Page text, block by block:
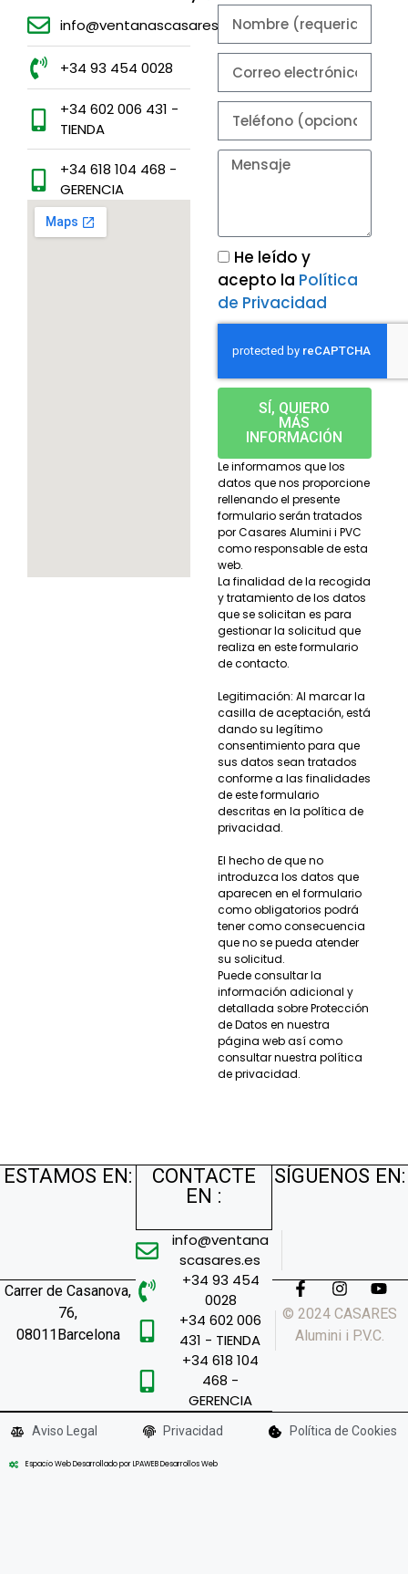
info@ventanascasares.es
+34 93 454 0028
+34 602 006 431 -
TIENDA
+34 618 104 468 -
GERENCIA
He leído y
acepto la Política
de Privacidad
SÍ, QUIERO
MÁS
INFORMACIÓN
Le informamos que los
datos que nos proporcione
rellenando el presente
formulario serán tratados
por Casares Alumini i PVC
como responsable de esta
web.
La finalidad de la recogida
y tratamiento de los datos
que se solicitan es para
gestionar la solicitud que
realiza en este formulario
de contacto.
Legitimación: Al marcar la
casilla de aceptación, está
dando su legítimo
consentimiento para que
sus datos sean tratados
conforme a las finalidades
de este formulario
descritas en la política de
privacidad.
El hecho de que no
introduzca los datos que
aparecen en el formulario
como obligatorios podrá
tener como consecuencia
que no se pueda atender
su solicitud.
Puede consultar la
información adicional y
detallada sobre Protección
de Datos en nuestra
página web así como
consultar nuestra política
de privacidad.
ESTAMOS EN:
Carrer de Casanova,
76,
08011Barcelona
CONTACTE
EN :
info@ventana
scasares.es
+34 93 454
0028
+34 602 006
431 - TIENDA
+34 618 104
468 -
GERENCIA
SÍGUENOS EN:
© 2024 CASARES
Alumini i P.V.C.
Aviso Legal Privacidad Política de Cookies
Espacio Web Desarrollado por LPAWEB Desarrollos Web